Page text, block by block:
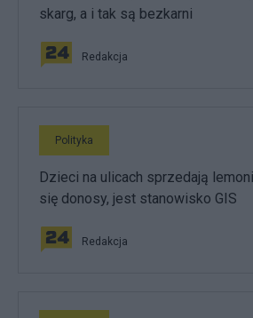
skarg, a i tak są bezkarni
Redakcja
Polityka
Dzieci na ulicach sprzedają
się donosy, jest stanowisko GIS
Redakcja